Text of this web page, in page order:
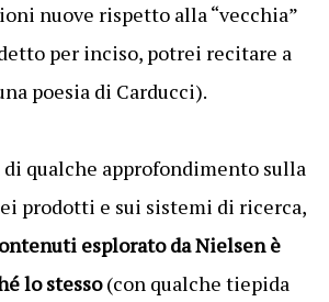
nuove rispetto alla “vecchia”
per inciso, potrei recitare a
poesia di Carducci).
di qualche approfondimento sulla
prodotti e sui sistemi di ricerca,
esplorato da Nielsen è
lo stesso(con qualche tiepida